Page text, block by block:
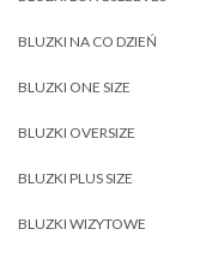
BLUZKI NA CO DZIEŃ
BLUZKI ONE SIZE
BLUZKI OVERSIZE
BLUZKI PLUS SIZE
BLUZKI WIZYTOWE